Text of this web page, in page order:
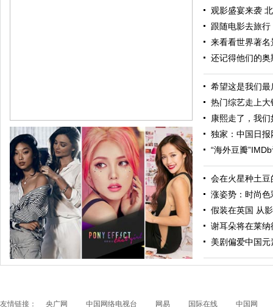
跟随电影去旅行：布拉格 在这里邂逅特工、寻找浪漫
观影盛宴来袭
跟随电影去旅
来看看世界著名
还记得他们的
希望这是我们
热门综艺走上大
康熙走了，我
独家：中国日
“海外豆瓣
会在火星种土
涨姿势：时尚色
假装在英国 从
谢耳朵将在莱
美剧偏爱中国
友情链接： 央广网 中国网络电视台 网易 国际在线 中国网